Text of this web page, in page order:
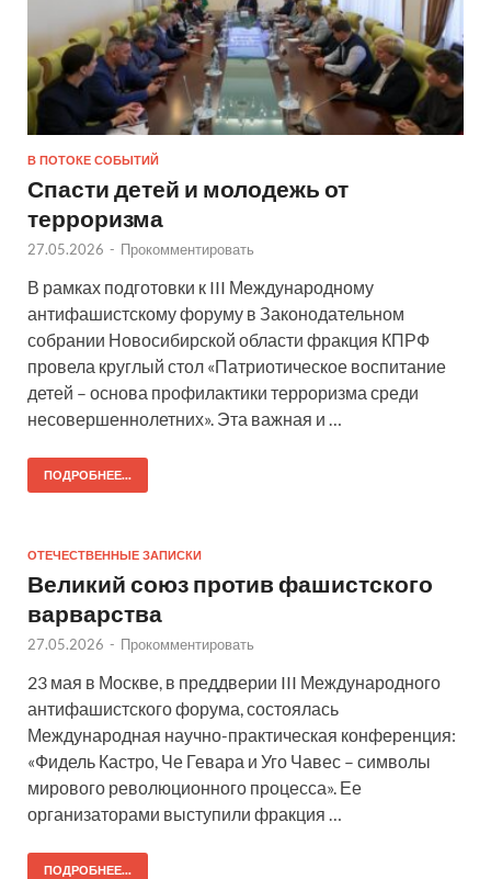
В ПОТОКЕ СОБЫТИЙ
Спасти детей и молодежь от
терроризма
27.05.2026 - Прокомментировать
В рамках подготовки к III Международному
антифашистскому форуму в Законодательном
собрании Новосибирской области фракция КПРФ
провела круглый стол «Патриотическое воспитание
детей – основа профилактики терроризма среди
несовершеннолетних». Эта важная и …
ПОДРОБНЕЕ...
ОТЕЧЕСТВЕННЫЕ ЗАПИСКИ
Великий союз против фашистского
варварства
27.05.2026 - Прокомментировать
23 мая в Москве, в преддверии III Международного
антифашистского форума, состоялась
Международная научно-практическая конференция:
«Фидель Кастро, Че Гевара и Уго Чавес – символы
мирового революционного процесса». Ее
организаторами выступили фракция …
ПОДРОБНЕЕ...